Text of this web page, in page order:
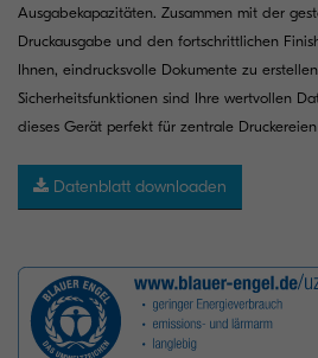
Ausgabekapazitäten. Zusammen mit der
Druckausgabe und den fortschrittlichen
Ihnen, eindrucksvolle Dokumente zu
Sicherheitsfunktionen sind Ihre wertvollen
dieses Gerät perfekt für zentrale
Datenblatt downloaden